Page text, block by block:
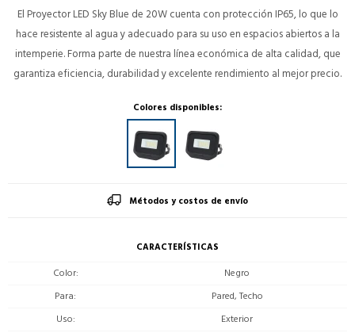
El Proyector LED Sky Blue de 20W cuenta con protección IP65, lo que lo
hace resistente al agua y adecuado para su uso en espacios abiertos a la
intemperie. Forma parte de nuestra línea económica de alta calidad, que
garantiza eficiencia, durabilidad y excelente rendimiento al mejor precio.
Colores disponibles:
Métodos y costos de envío
CARACTERÍSTICAS
Color
Negro
Para
Pared, Techo
Uso
Exterior